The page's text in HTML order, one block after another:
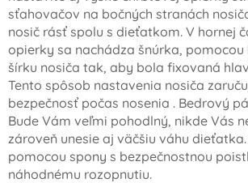
sťahovačov na bočných stranách
nosič rásť spolu s dieťatkom. V hornej
opierky sa nachádza šnúrka,
šírku nosiča tak, aby bola fixovaná
Tento spôsob nastavenia nosiča
bezpečnosť počas nosenia . Bedrový
Bude Vám veľmi pohodlný, nikde Vás
zároveň unesie aj väčšiu váhu
pomocou spony s bezpečnostnou
náhodnému rozopnutiu.